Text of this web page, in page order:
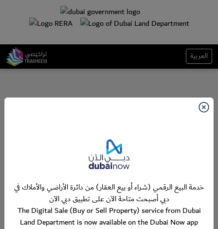
العربية
خدمة البيع الرقمي (شراء أو بيع العقار) من دائرة الأراضي والأملاك في
دبي أصبحت متاحة الآن على تطبيق دبي الآن
The Digital Sale (Buy or Sell Property) service from Dubai
Land Department is now available on the Dubai Now app